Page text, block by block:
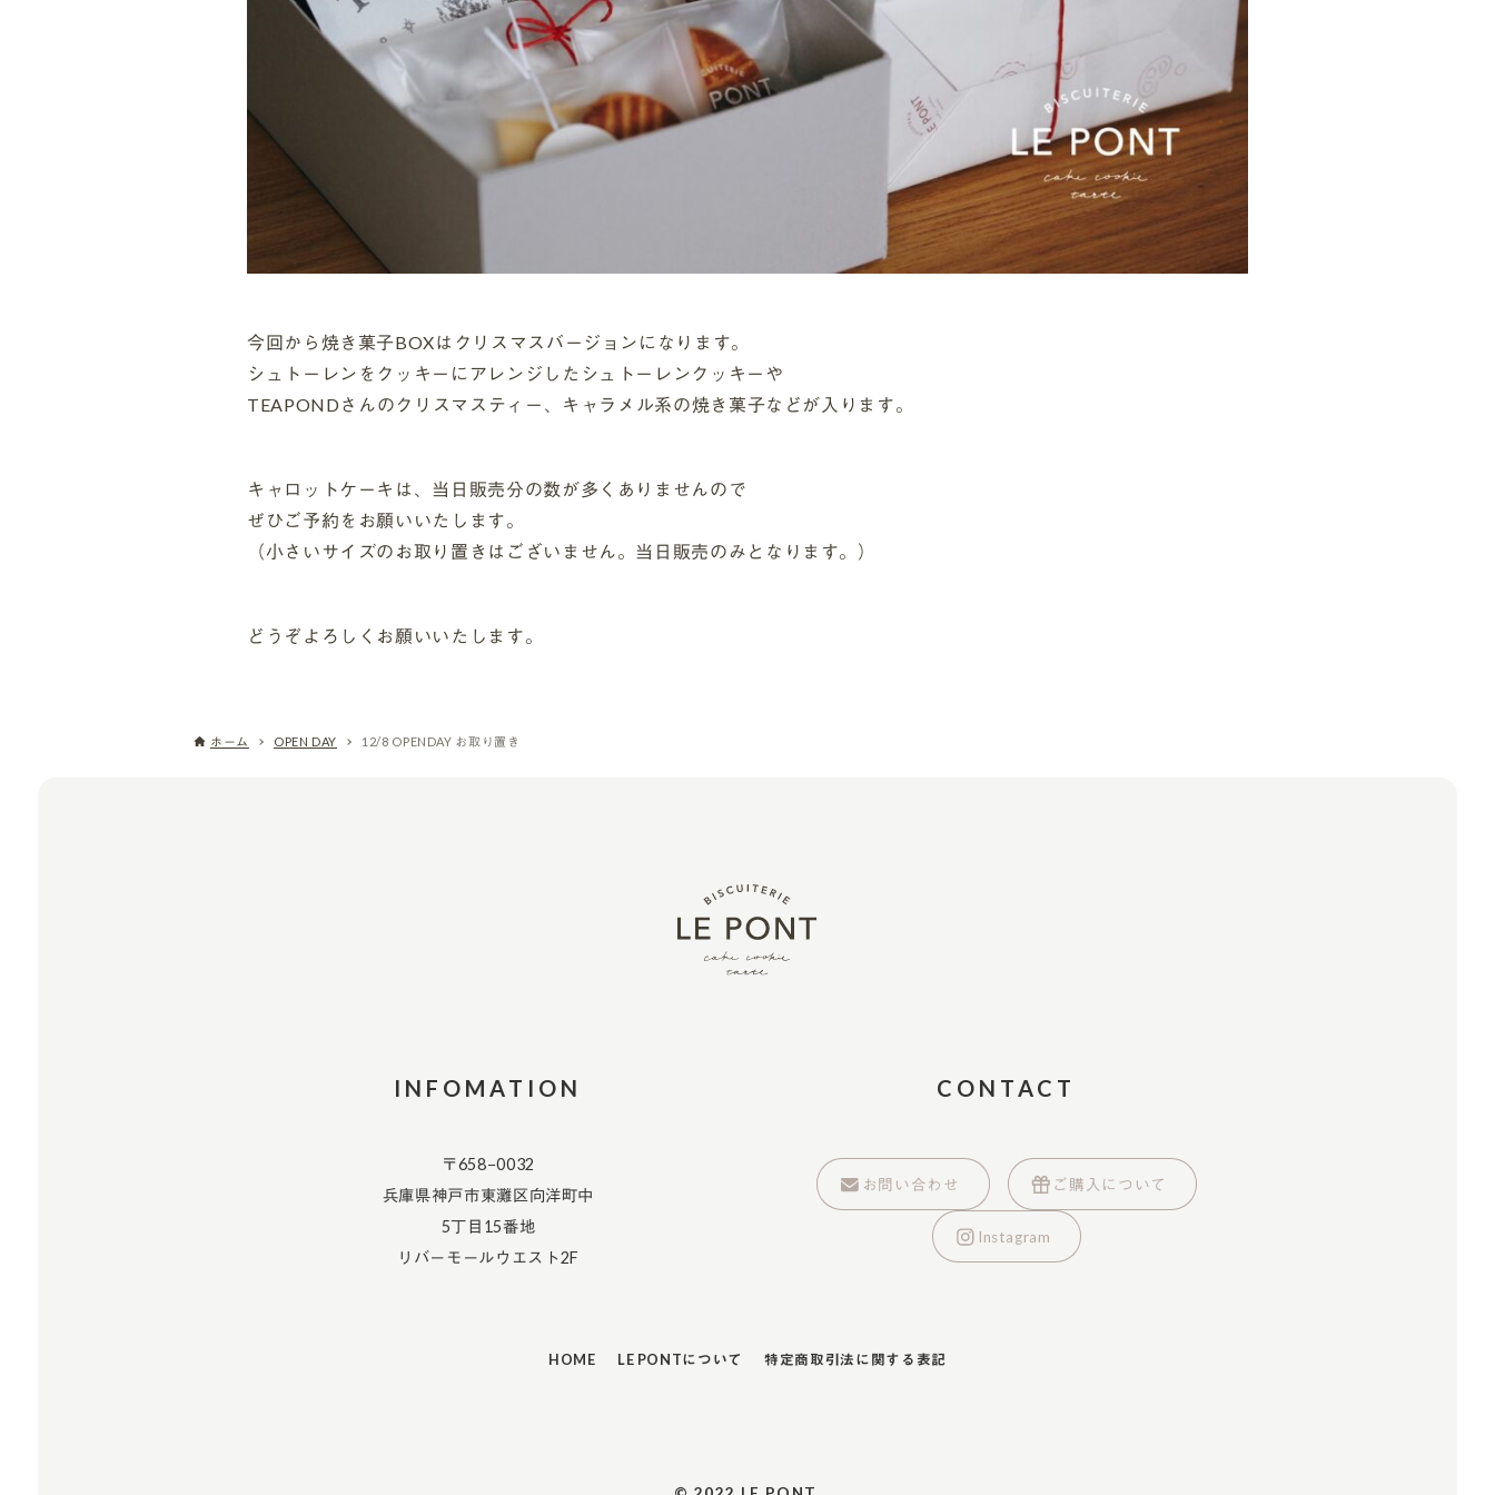
今回から焼き菓子BOXはクリスマスバージョンになります。
シュトーレンをクッキーにアレンジしたシュトーレンクッキーや
TEAPONDさんのクリスマスティー、キャラメル系の焼き菓子などが入ります。
キャロットケーキは、当日販売分の数が多くありませんので
ぜひご予約をお願いいたします。
（小さいサイズのお取り置きはございません。当日販売のみとなります。）
どうぞよろしくお願いいたします。
ホーム OPEN DAY 12/8 OPENDAY お取り置き
INFOMATION
〒658−0032
兵庫県神戸市東灘区向洋町中
5丁目15番地
リバーモールウエスト2F
CONTACT
お問い合わせ ご購入について
Instagram
HOME LE PONTについて 特定商取引法に関する表記